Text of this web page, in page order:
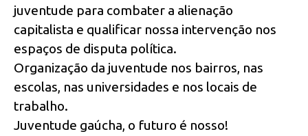
juventude para combater a alienação
capitalista e qualificar nossa intervenção nos
espaços de disputa política.
Organização da juventude nos bairros, nas
escolas, nas universidades e nos locais de
trabalho.
Juventude gaúcha, o futuro é nosso!